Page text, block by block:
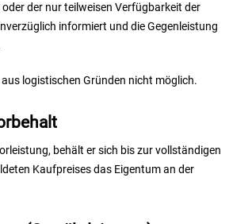
der nur teilweisen Verfügbarkeit der
informiert und die Gegenleistung
logistischen Gründen nicht möglich.
behält er sich bis zur vollständigen
Kaufpreises das Eigentum an der